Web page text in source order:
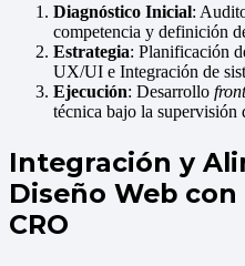
Diagnóstico Inicial:
competencia y definición
Estrategia: Planificación
UX/UI e Integración de
Ejecución: Desarrollo
técnica bajo la supervisión
Integración y
Diseño Web
CRO